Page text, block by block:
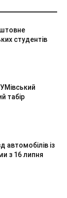
студентів
табір
автомобілів із
з 16 липня